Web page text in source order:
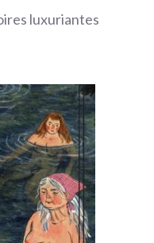
luxuriantes